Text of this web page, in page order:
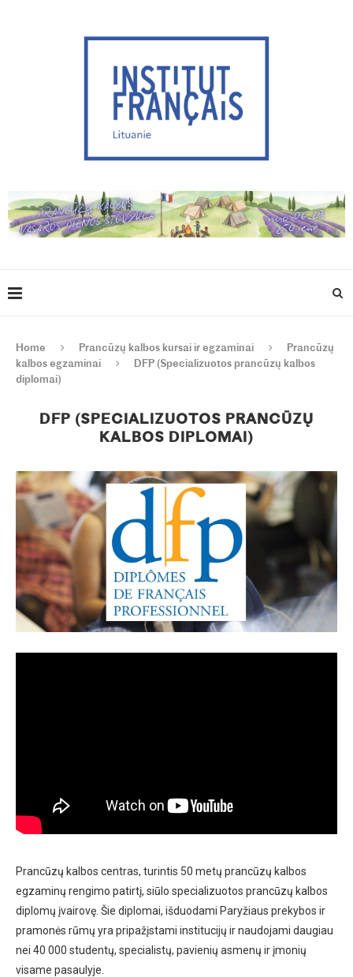
Home Prancūzų kalbos kursai ir egzaminai
Prancūzų
kalbos egzaminai
DFP (Specializuotos prancūzų kalbos
diplomai)
DFP (SPECIALIZUOTOS PRANCŪZŲ
KALBOS DIPLOMAI)
Prancūzų kalbos centras, turintis 50 metų prancūzų kalbos
egzaminų rengimo patirtį, siūlo specializuotos prancūzų kalbos
diplomų įvairovę. Šie diplomai, išduodami Paryžiaus prekybos ir
pramonės rūmų yra pripažįstami institucijų ir naudojami daugiau
nei 40 000 studentų, specialistų, pavienių asmenų ir įmonių
visame pasaulyje.